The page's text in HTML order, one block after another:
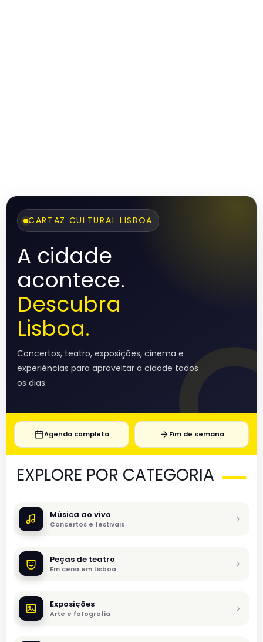
CARTAZ CULTURAL LISBOA
A cidade
acontece.
Descubra
Lisboa.
Concertos, teatro, exposições, cinema e
experiências para aproveitar a cidade todos
os dias.
Agenda completa Fim de semana
EXPLORE POR CATEGORIA
Música ao vivo
Concertos e festivais
Peças de teatro
Em cena em Lisboa
Exposições
Arte e fotografia